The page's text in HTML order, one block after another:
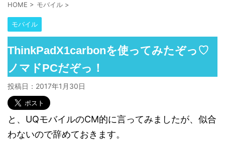
HOME > モバイル >
モバイル
ThinkPadX1carbonを使ってみたぞっ♡
ノマドPCだぞっ！
投稿日： 2017年1月30日
と、UQモバイルのCM的に言ってみましたが、似合
わないので辞めておきます。